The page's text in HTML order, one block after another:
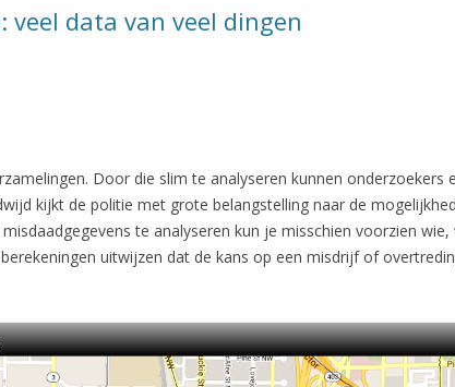
veel data van veel dingen
Door die slim te analyseren kunnen
kijkt de politie met grote belangstelling naar de
te analyseren kun je misschien voorzien
uitwijzen dat de kans op een misdrijf of